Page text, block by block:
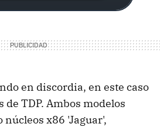
en discordia, en este caso
de TDP. Ambos modelos
x86 'Jaguar',